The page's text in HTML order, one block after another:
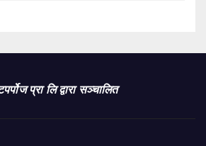
प्रा लि द्वारा सञ्चालित